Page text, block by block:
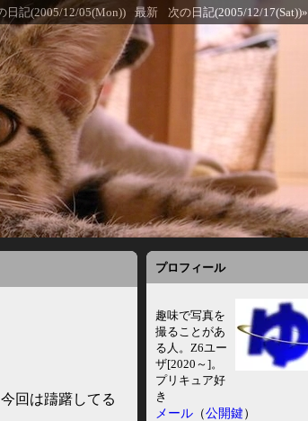
日記(2005/12/05(Mon)) 最新 次の日記(2005/12/17(Sat))»
回は躊躇してる
プロフィール
趣味で写真を
撮ることがあ
る人。Z6ユー
ザ[2020～]。
プリキュア好
き
メール （公開鍵）